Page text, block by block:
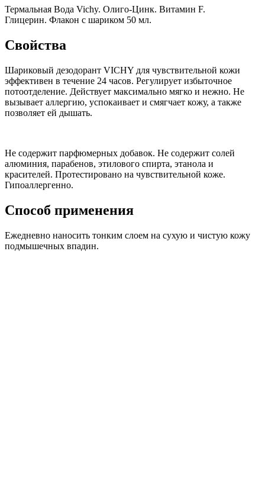
Термальная Вода Vichy. Олиго-Цинк. Витамин F.
Глицерин. Флакон с шариком 50 мл.
Свойства
Шариковый дезодорант VICHY для чувствительной кожи
эффективен в течение 24 часов. Регулирует избыточное
потоотделение. Действует максимально мягко и нежно. Не
вызывает аллергию, успокаивает и смягчает кожу, а также
позволяет ей дышать.
Не содержит парфюмерных добавок. Не содержит солей
алюминия, парабенов, этилового спирта, этанола и
красителей. Протестировано на чувствительной коже.
Гипоаллергенно.
Способ применения
Ежедневно наносить тонким слоем на сухую и чистую кожу
подмышечных впадин.